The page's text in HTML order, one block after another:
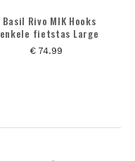
Basil Rivo MIK Hooks
enkele fietstas Large
€ 74.99